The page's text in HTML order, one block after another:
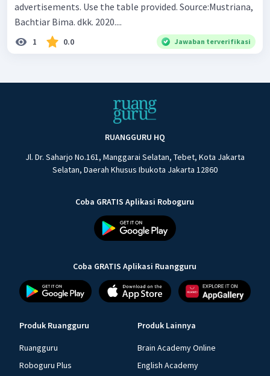
advertisements. Use the table provided. Source:Mustriana,
Bachtiar Bima. dkk. 2020....
1 0.0 Jawaban terverifikasi
RUANGGURU HQ
Jl. Dr. Saharjo No.161, Manggarai Selatan, Tebet, Kota Jakarta
Selatan, Daerah Khusus Ibukota Jakarta 12860
Coba GRATIS Aplikasi Roboguru
Coba GRATIS Aplikasi Ruangguru
Produk Ruangguru
Ruangguru
Roboguru Plus
Produk Lainnya
Brain Academy Online
English Academy